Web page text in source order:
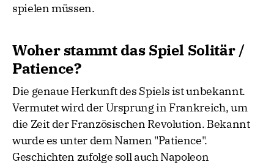
spielen müssen.
Woher stammt das Spiel Solitär /
Patience?
Die genaue Herkunft des Spiels ist unbekannt.
Vermutet wird der Ursprung in Frankreich, um
die Zeit der Französischen Revolution. Bekannt
wurde es unter dem Namen "Patience".
Geschichten zufolge soll auch Napoleon